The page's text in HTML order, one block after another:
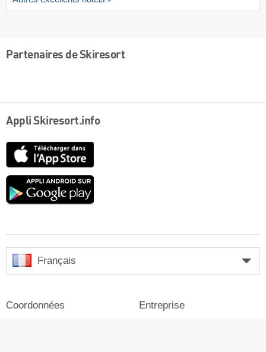
Partenaires de Skiresort
Appli Skiresort.info
Français
Coordonnées Entreprise